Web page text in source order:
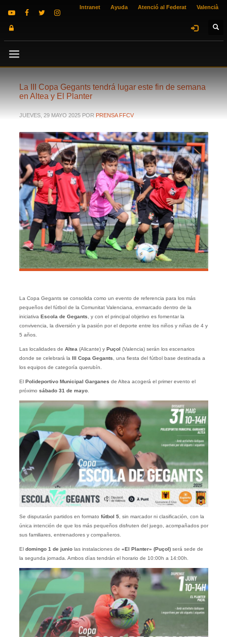
Intranet Ayuda Atenció al Federat Valencià
La III Copa Gegants tendrá lugar este fin de semana
en Altea y El Planter
JUEVES, 29 MAYO 2025 POR PRENSA FFCV
La Copa Gegants se consolida como un evento de referencia para los más
pequeños del fútbol de la Comunitat Valenciana, enmarcado dentro de la
iniciativa Escola de Gegants , y con el principal objetivo es fomentar la
convivencia, la diversión y la pasión por el deporte entre los niños y niñas de 4 y
5 años.
Las localidades de Altea (Alicante) y Puçol (Valencia) serán los escenarios
donde se celebrará la III Copa Gegants , una fiesta del fútbol base destinada a
los equipos de categoría querubín.
El Polideportivo Municipal Garganes de Altea acogerá el primer evento el
próximo sábado 31 de mayo.
Se disputarán partidos en formato fútbol 5, sin marcador ni clasificación, con la
única intención de que los más pequeños disfruten del juego, acompañados por
sus familiares, entrenadores y compañeros.
El domingo 1 de juniolas instalaciones de «El Planter» (Puçol)será sede de
la segunda jornada. Ambos días tendrán el horario de 10:00h a 14:00h.